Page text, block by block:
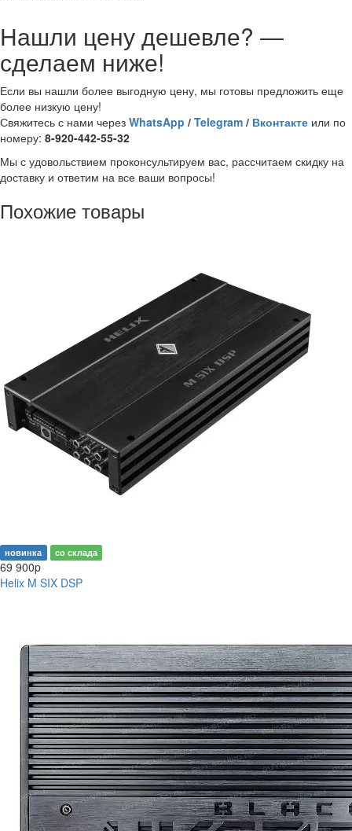
Нашли цену дешевле? —
сделаем ниже!
Если вы нашли более выгодную цену, мы готовы предложить еще
более низкую цену!
Свяжитесь с нами через WhatsApp / Telegram / Вконтакте или по
номеру: 8-920-442-55-32
Мы с удовольствием проконсультируем вас, рассчитаем скидку на
доставку и ответим на все ваши вопросы!
Похожие товары
новинка со склада
69 900p
Helix M SIX DSP